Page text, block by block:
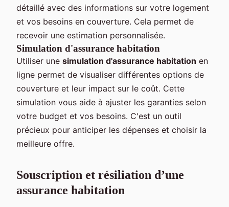
détaillé avec des informations sur votre logement
et vos besoins en couverture. Cela permet de
recevoir une estimation personnalisée.
Simulation d'assurance habitation
Utiliser une simulation d'assurance habitation en
ligne permet de visualiser différentes options de
couverture et leur impact sur le coût. Cette
simulation vous aide à ajuster les garanties selon
votre budget et vos besoins. C'est un outil
précieux pour anticiper les dépenses et choisir la
meilleure offre.
Souscription et résiliation d’une
assurance habitation